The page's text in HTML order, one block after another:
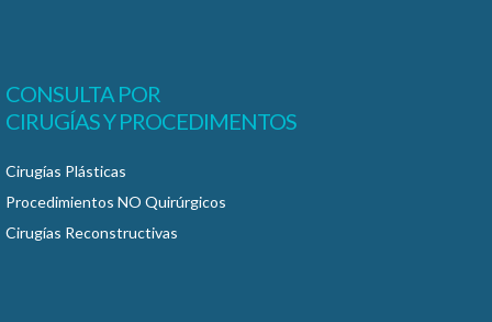
CONSULTA POR
CIRUGÍAS Y PROCEDIMENTOS
Cirugías Plásticas
Procedimientos NO Quirúrgicos
Cirugías Reconstructivas